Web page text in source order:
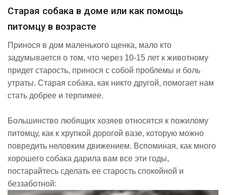
Старая собака в доме или как помощь
питомцу в возрасте
Принося в дом маленького щенка, мало кто
задумывается о том, что через 10-15 лет к животному
придет старость, принося с собой проблемы и боль
утраты. Старая собака, как никто другой, помогает нам
стать добрее и терпимее.
Большинство любящих хозяев относятся к пожилому
питомцу, как к хрупкой дорогой вазе, которую можно
повредить неловким движением. Вспоминая, как много
хорошего собака дарила вам все эти годы,
постарайтесь сделать ее старость спокойной и
беззаботной: